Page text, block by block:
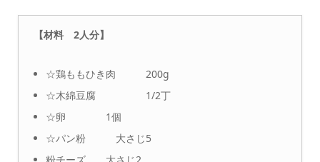
【材料 2人分】
☆鶏ももひき肉 200g
☆木綿豆腐 1/2丁
☆卵 1個
☆パン粉 大さじ5
粉チーズ 大さじ2